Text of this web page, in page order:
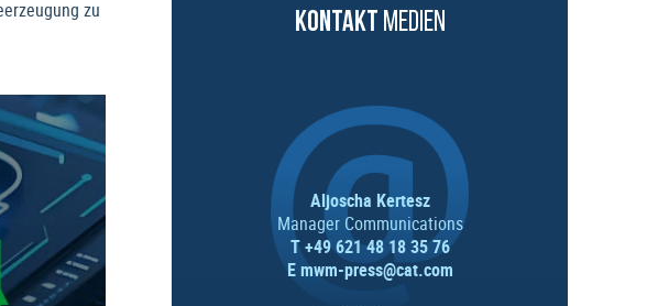
zu
KONTAKT MEDIEN
Aljoscha Kertesz
Manager Communications
T +49 621 48 18 35 76
Emwm-press@cat.com